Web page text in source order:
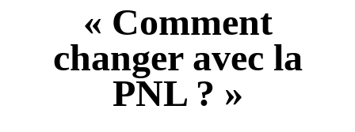
« Comment
changer avec la
PNL ? »